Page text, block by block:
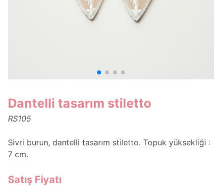
Dantelli tasarım stiletto
RS105
Sivri burun, dantelli tasarım stiletto. Topuk yüksekliği :
7 cm.
Satış Fiyatı